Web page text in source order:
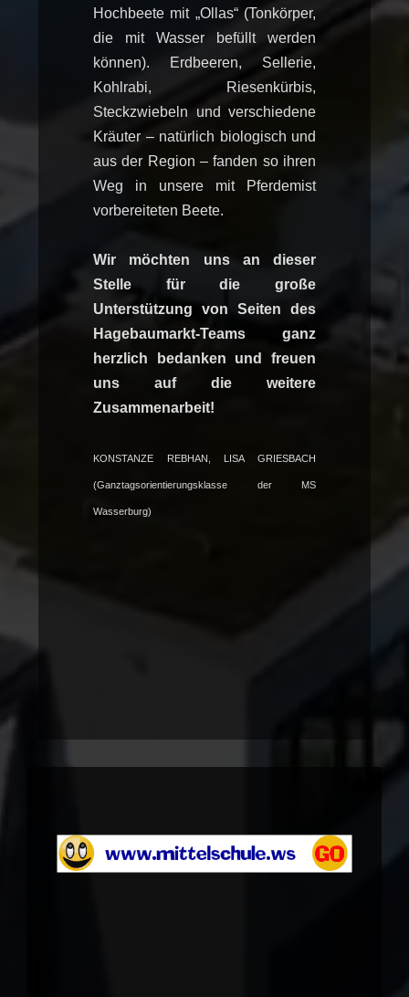
Hochbeete mit „Ollas“ (Tonkörper,
die mit Wasser befüllt werden
können). Erdbeeren, Sellerie,
Kohlrabi, Riesenkürbis,
Steckzwiebeln und verschiedene
Kräuter – natürlich biologisch und
aus der Region – fanden so ihren
Weg in unsere mit Pferdemist
vorbereiteten Beete.
Wir möchten uns an dieser
Stelle für die große
Unterstützung von Seiten des
Hagebaumarkt-Teams ganz
herzlich bedanken und freuen
uns auf die weitere
Zusammenarbeit!
KONSTANZE REBHAN, LISA GRIESBACH
(Ganztagsorientierungsklasse der MS
Wasserburg)